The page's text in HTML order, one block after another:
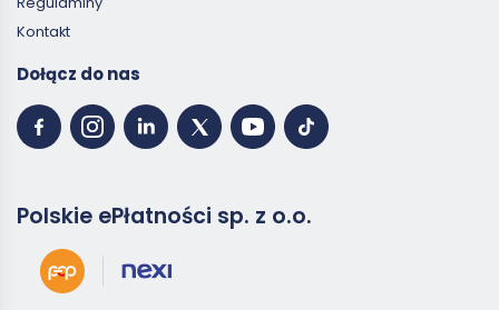
Kontakt
Dołącz do nas
Polskie ePłatności sp. z o.o.